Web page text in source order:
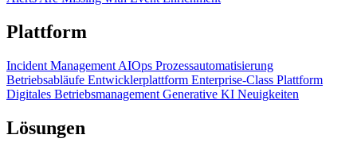
Plattform
Incident Management AIOps Prozessautomatisierung
Betriebsabläufe Entwicklerplattform Enterprise-Class Plattform
Digitales Betriebsmanagement Generative KI Neuigkeiten
Lösungen